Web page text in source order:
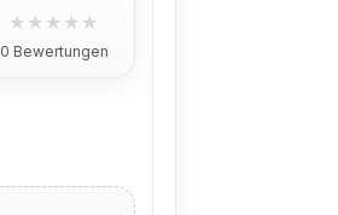
★ ★ ★ ★ ★
0 Bewertungen